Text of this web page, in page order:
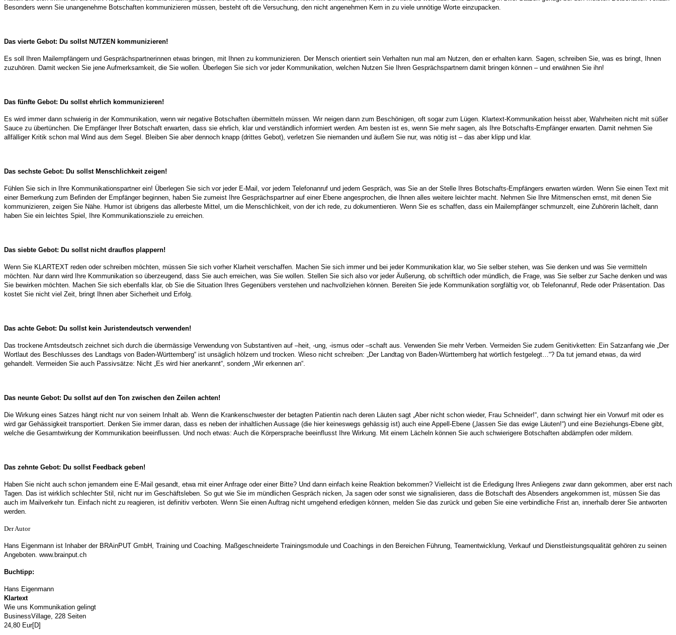
Besonders wenn Sie unangenehme Botschaften kommunizieren müssen, besteht oft die Versuchung, den nicht angenehmen Kern in zu viele unnötige Worte einzupacken.
Das vierte Gebot: Du sollst NUTZEN kommunizieren!
Es soll Ihren Mailempfängern und Gesprächspartnerinnen etwas bringen, mit Ihnen zu kommunizieren. Der Mensch orientiert sein Verhalten nun mal am Nutzen, den er erhalten kann. Sagen, schreiben Sie, was es bringt, Ihnen
zuzuhören. Damit wecken Sie jene Aufmerksamkeit, die Sie wollen. Überlegen Sie sich vor jeder Kommunikation, welchen Nutzen Sie Ihren Gesprächspartnern damit bringen können – und erwähnen Sie ihn!
Das fünfte Gebot: Du sollst ehrlich kommunizieren!
Es wird immer dann schwierig in der Kommunikation, wenn wir negative Botschaften übermitteln müssen. Wir neigen dann zum Beschönigen, oft sogar zum Lügen. Klartext-Kommunikation heisst aber, Wahrheiten nicht mit süßer
Sauce zu übertünchen. Die Empfänger Ihrer Botschaft erwarten, dass sie ehrlich, klar und verständlich informiert werden. Am besten ist es, wenn Sie mehr sagen, als Ihre Botschafts-Empfänger erwarten. Damit nehmen Sie
allfälliger Kritik schon mal Wind aus dem Segel. Bleiben Sie aber dennoch knapp (drittes Gebot), verletzen Sie niemanden und äußern Sie nur, was nötig ist – das aber klipp und klar.
Das sechste Gebot: Du sollst Menschlichkeit zeigen!
Fühlen Sie sich in Ihre Kommunikationspartner ein! Überlegen Sie sich vor jeder E-Mail, vor jedem Telefonanruf und jedem Gespräch, was Sie an der Stelle Ihres Botschafts-Empfängers erwarten würden. Wenn Sie einen Text mit
einer Bemerkung zum Befinden der Empfänger beginnen, haben Sie zumeist Ihre Gesprächspartner auf einer Ebene angesprochen, die Ihnen alles weitere leichter macht. Nehmen Sie Ihre Mitmenschen ernst, mit denen Sie
kommunizieren, zeigen Sie Nähe. Humor ist übrigens das allerbeste Mittel, um die Menschlichkeit, von der ich rede, zu dokumentieren. Wenn Sie es schaffen, dass ein Mailempfänger schmunzelt, eine Zuhörerin lächelt, dann
haben Sie ein leichtes Spiel, Ihre Kommunikationsziele zu erreichen.
Das siebte Gebot: Du sollst nicht drauflos plappern!
Wenn Sie KLARTEXT reden oder schreiben möchten, müssen Sie sich vorher Klarheit verschaffen. Machen Sie sich immer und bei jeder Kommunikation klar, wo Sie selber stehen, was Sie denken und was Sie vermitteln
möchten. Nur dann wird Ihre Kommunikation so überzeugend, dass Sie auch erreichen, was Sie wollen. Stellen Sie sich also vor jeder Äußerung, ob schriftlich oder mündlich, die Frage, was Sie selber zur Sache denken und was
Sie bewirken möchten. Machen Sie sich ebenfalls klar, ob Sie die Situation Ihres Gegenübers verstehen und nachvollziehen können. Bereiten Sie jede Kommunikation sorgfältig vor, ob Telefonanruf, Rede oder Präsentation. Das
kostet Sie nicht viel Zeit, bringt Ihnen aber Sicherheit und Erfolg.
Das achte Gebot: Du sollst kein Juristendeutsch verwenden!
Das trockene Amtsdeutsch zeichnet sich durch die übermässige Verwendung von Substantiven auf –heit, -ung, -ismus oder –schaft aus. Verwenden Sie mehr Verben. Vermeiden Sie zudem Genitivketten: Ein Satzanfang wie „Der
Wortlaut des Beschlusses des Landtags von Baden-Württemberg“ ist unsäglich hölzern und trocken. Wieso nicht schreiben: „Der Landtag von Baden-Württemberg hat wörtlich festgelegt…“? Da tut jemand etwas, da wird
gehandelt. Vermeiden Sie auch Passivsätze: Nicht „Es wird hier anerkannt“, sondern „Wir erkennen an“.
Das neunte Gebot: Du sollst auf den Ton zwischen den Zeilen achten!
Die Wirkung eines Satzes hängt nicht nur von seinem Inhalt ab. Wenn die Krankenschwester der betagten Patientin nach deren Läuten sagt „Aber nicht schon wieder, Frau Schneider!“, dann schwingt hier ein Vorwurf mit oder es
wird gar Gehässigkeit transportiert. Denken Sie immer daran, dass es neben der inhaltlichen Aussage (die hier keineswegs gehässig ist) auch eine Appell-Ebene („lassen Sie das ewige Läuten!“) und eine Beziehungs-Ebene gibt,
welche die Gesamtwirkung der Kommunikation beeinflussen. Und noch etwas: Auch die Körpersprache beeinflusst Ihre Wirkung. Mit einem Lächeln können Sie auch schwierigere Botschaften abdämpfen oder mildern.
Das zehnte Gebot: Du sollst Feedback geben!
Haben Sie nicht auch schon jemandem eine E-Mail gesandt, etwa mit einer Anfrage oder einer Bitte? Und dann einfach keine Reaktion bekommen? Vielleicht ist die Erledigung Ihres Anliegens zwar dann gekommen, aber erst nach
Tagen. Das ist wirklich schlechter Stil, nicht nur im Geschäftsleben. So gut wie Sie im mündlichen Gespräch nicken, Ja sagen oder sonst wie signalisieren, dass die Botschaft des Absenders angekommen ist, müssen Sie das
auch im Mailverkehr tun. Einfach nicht zu reagieren, ist definitiv verboten. Wenn Sie einen Auftrag nicht umgehend erledigen können, melden Sie das zurück und geben Sie eine verbindliche Frist an, innerhalb derer Sie antworten
werden.
Der Autor
Hans Eigenmann ist Inhaber der BRAinPUT GmbH, Training und Coaching. Maßgeschneiderte Trainingsmodule und Coachings in den Bereichen Führung, Teamentwicklung, Verkauf und Dienstleistungsqualität gehören zu seinen
Angeboten. www.brainput.ch
Buchtipp:
Hans Eigenmann
Klartext
Wie uns Kommunikation gelingt
BusinessVillage, 228 Seiten
24,80 Eur[D]